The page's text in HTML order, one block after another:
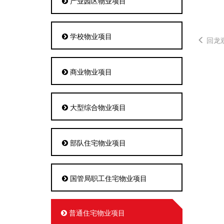
学校物业项目
商业物业项目
大型综合物业项目
部队住宅物业项目
国管局职工住宅物业项目
普通住宅物业项目
回龙